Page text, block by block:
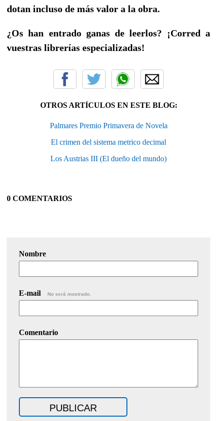
dotan incluso de más valor a la obra.
¿Os han entrado ganas de leerlos? ¡Corred a
vuestras librerías especializadas!
OTROS ARTÍCULOS EN ESTE BLOG:
Palmares Premio Primavera de Novela
El crimen del sistema metrico decimal
Los Austrias III (El dueño del mundo)
0 COMENTARIOS
Nombre
E-mail No será mostrado.
Comentario